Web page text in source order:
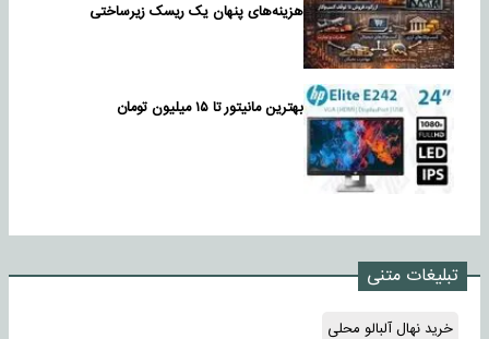
هزینه‌های پنهان یک ریسک زیرساختی
بهترین مانیتور تا ۱۵ میلیون تومان
تبلیغات متنی
خرید نهال آلبالو محلی